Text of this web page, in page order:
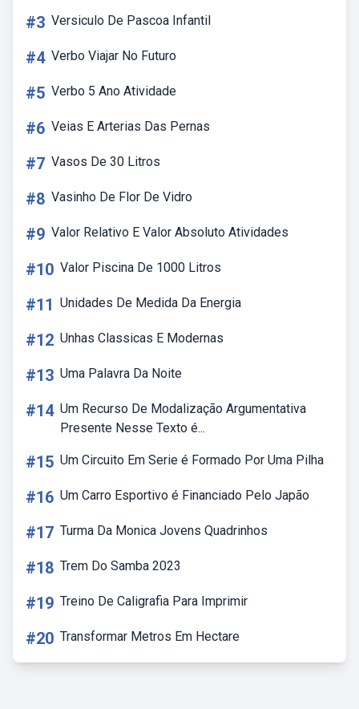
#3 Versiculo De Pascoa Infantil
#4 Verbo Viajar No Futuro
#5 Verbo 5 Ano Atividade
#6 Veias E Arterias Das Pernas
#7 Vasos De 30 Litros
#8 Vasinho De Flor De Vidro
#9 Valor Relativo E Valor Absoluto Atividades
#10 Valor Piscina De 1000 Litros
#11 Unidades De Medida Da Energia
#12 Unhas Classicas E Modernas
#13 Uma Palavra Da Noite
#14 Um Recurso De Modalização Argumentativa
Presente Nesse Texto é...
#15 Um Circuito Em Serie é Formado Por Uma Pilha
#16 Um Carro Esportivo é Financiado Pelo Japão
#17 Turma Da Monica Jovens Quadrinhos
#18 Trem Do Samba 2023
#19 Treino De Caligrafia Para Imprimir
#20 Transformar Metros Em Hectare